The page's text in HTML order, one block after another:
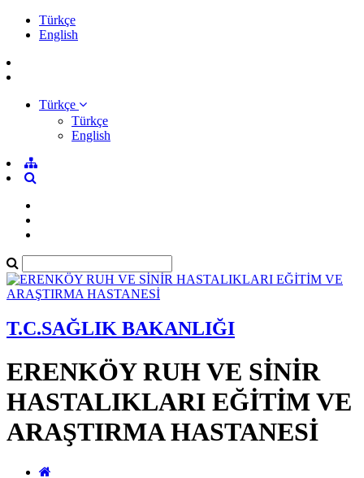
Türkçe
English
Türkçe
Türkçe
English
T.C.SAĞLIK BAKANLIĞI
ERENKÖY RUH VE SİNİR
HASTALIKLARI EĞİTİM VE
ARAŞTIRMA HASTANESİ